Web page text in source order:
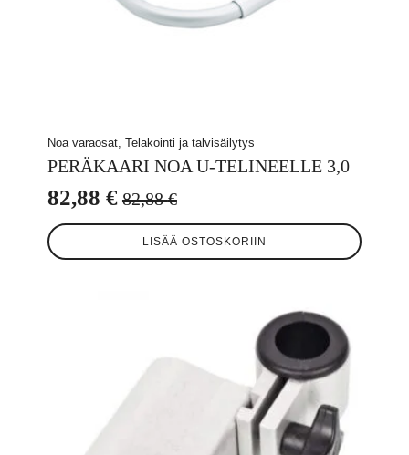
Noa varaosat, Telakointi ja talvisäilytys
PERÄKAARI NOA U-TELINEELLE 3,0
82,88€
Alkuperäinen
hinta
oli:
82,88 €
Nykyinen
hinta
on:
LISÄÄ OSTOSKORIIN